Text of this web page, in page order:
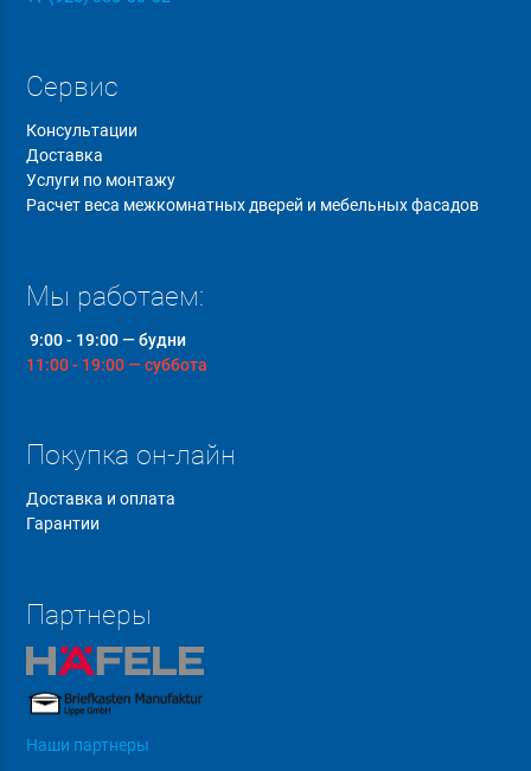
Сервис
Консультации
Доставка
Услуги по монтажу
Расчет веса межкомнатных дверей и мебельных фасадов
Мы работаем:
9:00 - 19:00 — будни
11:00 - 19:00 — суббота
Покупка он-лайн
Доставка и оплата
Гарантии
Партнеры
Наши партнеры